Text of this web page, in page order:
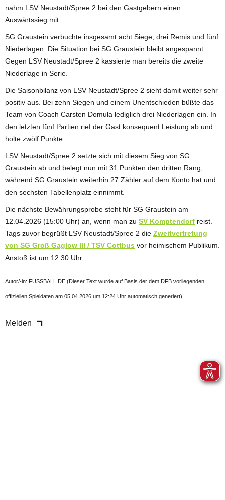
nahm LSV Neustadt/Spree 2 bei den Gastgebern einen
Auswärtssieg mit.
SG Graustein verbuchte insgesamt acht Siege, drei Remis und fünf
Niederlagen. Die Situation bei SG Graustein bleibt angespannt.
Gegen LSV Neustadt/Spree 2 kassierte man bereits die zweite
Niederlage in Serie.
Die Saisonbilanz von LSV Neustadt/Spree 2 sieht damit weiter sehr
positiv aus. Bei zehn Siegen und einem Unentschieden büßte das
Team von Coach Carsten Domula lediglich drei Niederlagen ein. In
den letzten fünf Partien rief der Gast konsequent Leistung ab und
holte zwölf Punkte.
LSV Neustadt/Spree 2 setzte sich mit diesem Sieg von SG
Graustein ab und belegt nun mit 31 Punkten den dritten Rang,
während SG Graustein weiterhin 27 Zähler auf dem Konto hat und
den sechsten Tabellenplatz einnimmt.
Die nächste Bewährungsprobe steht für SG Graustein am
12.04.2026 (15:00 Uhr) an, wenn man zu SV Komptendorf reist.
Tags zuvor begrüßt LSV Neustadt/Spree 2 die Zweitvertretung
von SG Groß Gaglow III / TSV Cottbus vor heimischem Publikum.
Anstoß ist um 12:30 Uhr.
Autor/-in: FUSSBALL.DE (Dieser Text wurde auf Basis der dem DFB vorliegenden
offiziellen Spieldaten am 05.04.2026 um 12:24 Uhr automatisch generiert)
Melden